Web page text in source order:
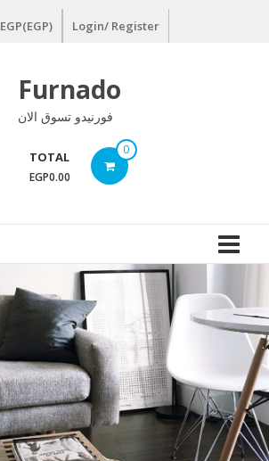
Login/ Register
EGP(EGP)
Furnado
فورنيدو تسوق الان
0
TOTAL
EGP0.00